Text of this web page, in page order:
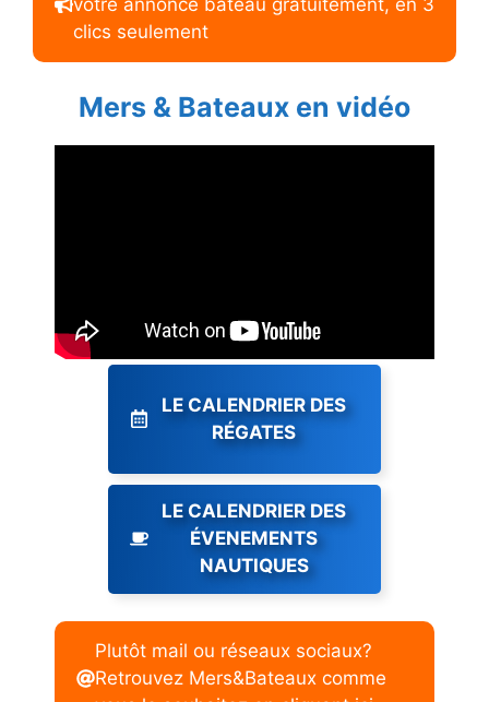
votre annonce bateau gratuitement, en 3
clics seulement
Mers & Bateaux en vidéo
LE CALENDRIER DES
RÉGATES
LE CALENDRIER DES
ÉVENEMENTS
NAUTIQUES
Plutôt mail ou réseaux sociaux?
Retrouvez Mers&Bateaux comme